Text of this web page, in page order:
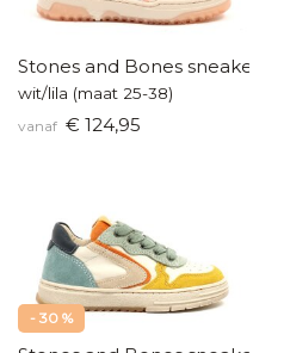
Stones and Bones sneakers
wit/lila (maat 25-38)
vanaf € 124,95
- 30 %